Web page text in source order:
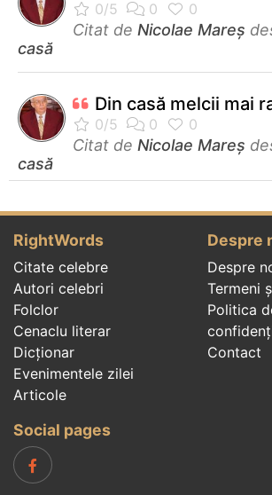
Citat de Nicolae Mareș
casă
Din casă melcii mai
Citat de Nicolae Mareș
casă
RightWords
Citate celebre
Autori celebri
Folclor
Cenaclu literar
Dicționar
Evenimentele zilei
Articole
Despre
Despre
Termeni
Politica
Contact
Social pages